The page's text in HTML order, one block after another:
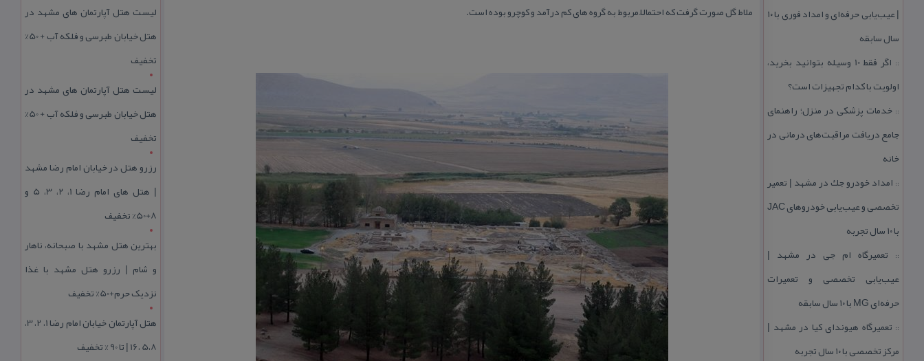
| عیب‌یابی حرفه‌ای و امداد فوری با ۱۰
سال سابقه
::
اگر فقط 10 وسیله بتوانید بخرید،
اولویت با كدام تجهیزات است؟
:: خدمات پزشكی در منزل؛ راهنمای
جامع دریافت مراقبت‌های درمانی در
خانه
:: امداد خودرو جك در مشهد | تعمیر
تخصصی و عیب‌یابی خودروهای JAC
با ۱۰ سال تجربه
:: تعمیرگاه ام جی در مشهد |
عیب‌یابی تخصصی و تعمیرات
حرفه‌ای MG با ۱۰ سال سابقه
:: تعمیرگاه هیوندای كیا در مشهد |
مركز تخصصی با ۱۰ سال تجربه
ملاط گل صورت گرفت كه احتمالاً مربوط به گروه های كم درآمد و كوچرو بوده است.
لیست هتل آپارتمان های مشهد در
هتل خیابان طبرسی و فلکه آب + 50%
تخفیف
لیست هتل آپارتمان های مشهد در
هتل خیابان طبرسی و فلکه آب + 50%
تخفیف
رزرو هتل در خیابان امام رضا مشهد
| هتل‌ های امام رضا 1، 2، 3، 5 و
8+50% تخفیف
بهترین هتل مشهد با صبحانه، ناهار
و شام | رزرو هتل مشهد با غذا
نزدیک حرم+50% تخفیف
هتل آپارتمان خیابان امام رضا 1، 2، 3،
5،8 ،16 | تا 90 % تخفیف